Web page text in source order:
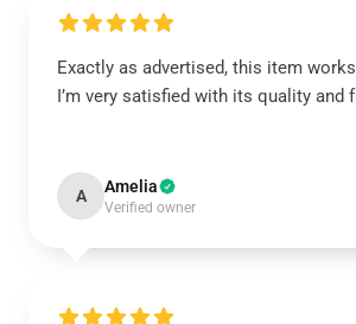
Exactly as advertised, this item
I’m very satisfied with its quality and
A Amelia
Verified owner